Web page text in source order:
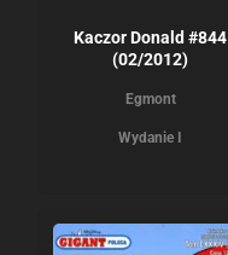
Kaczor Donald #844
(02/2012)
Egmont
Wydanie I